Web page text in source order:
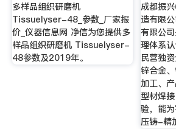
多样品组织研磨机
Tissuelyser-48_参数_厂家报
价_仪器信息网 净信为您提供多
样品组织研磨机 Tissuelyser-
48参数及2019年。
成都振
造有限
有限公
理体系
民营独
锌合金
加工、
型材焊
验，能
压铸-精